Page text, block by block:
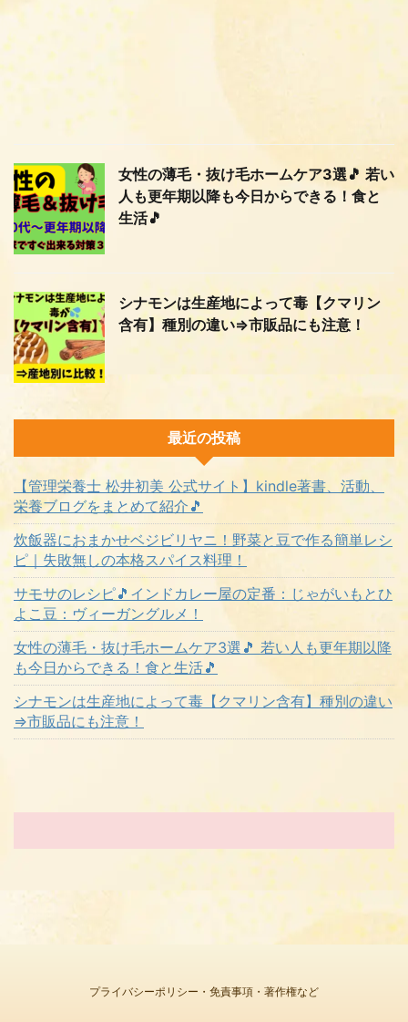
女性の薄毛・抜け毛ホームケア3選🎵 若い
人も更年期以降も今日からできる！食と
生活🎵
シナモンは生産地によって毒【クマリン
含有】種別の違い⇒市販品にも注意！
最近の投稿
【管理栄養士 松井初美 公式サイト】kindle著書、活動、
栄養ブログをまとめて紹介🎵
炊飯器におまかせベジビリヤニ！野菜と豆で作る簡単レシ
ピ｜失敗無しの本格スパイス料理！
サモサのレシピ🎵インドカレー屋の定番：じゃがいもとひ
よこ豆：ヴィーガングルメ！
女性の薄毛・抜け毛ホームケア3選🎵 若い人も更年期以降
も今日からできる！食と生活🎵
シナモンは生産地によって毒【クマリン含有】種別の違い
⇒市販品にも注意！
プライバシーポリシー・免責事項・著作権など